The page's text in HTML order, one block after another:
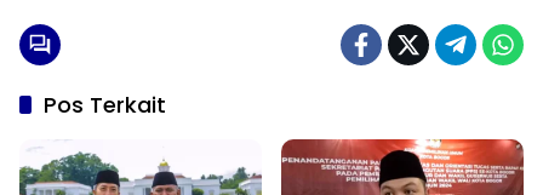
Pos Terkait